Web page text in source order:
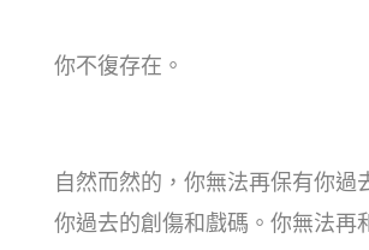
你不復存在。
自然而然的，你無法再保有你過
你過去的創傷和戲碼。你無法再